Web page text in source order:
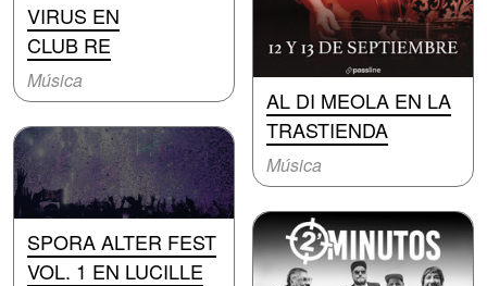
VIRUS EN
CLUB RE
Música
SPORA ALTER FEST
VOL. 1 EN LUCILLE
AL DI MEOLA EN LA
TRASTIENDA
Música